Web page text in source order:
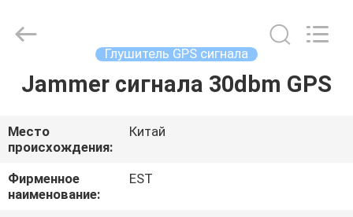
ДОМ
ПРОДУКТЫ
ВИДЕО
ELECTRONICS(HK)
CO.,LTD.
Глушитель GPS сигнала
Jammer сигнала 30dbm GPS
Место
происхождения:
Китай
Фирменное
наименование:
EST